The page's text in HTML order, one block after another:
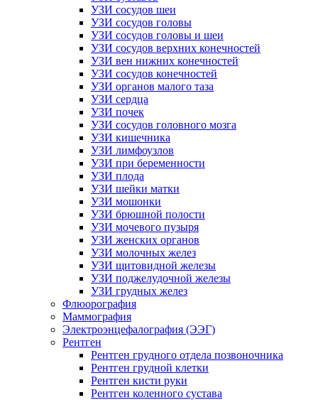
УЗИ сосудов шеи
УЗИ сосудов головы
УЗИ сосудов головы и шеи
УЗИ сосудов верхних конечностей
УЗИ вен нижних конечностей
УЗИ сосудов конечностей
УЗИ органов малого таза
УЗИ сердца
УЗИ почек
УЗИ сосудов головного мозга
УЗИ кишечника
УЗИ лимфоузлов
УЗИ при беременности
УЗИ плода
УЗИ шейки матки
УЗИ мошонки
УЗИ брюшной полости
УЗИ мочевого пузыря
УЗИ женских органов
УЗИ молочных желез
УЗИ щитовидной железы
УЗИ поджелудочной железы
УЗИ грудных желез
Флюорография
Маммография
Электроэнцефалография (ЭЭГ)
Рентген
Рентген грудного отдела позвоночника
Рентген грудной клетки
Рентген кисти руки
Рентген коленного сустава